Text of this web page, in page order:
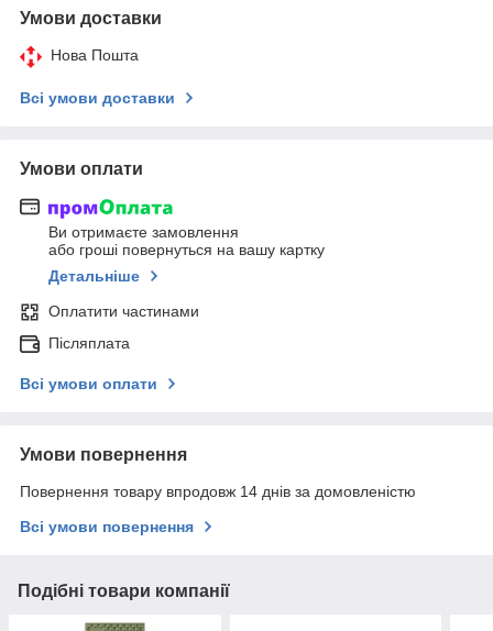
Умови доставки
Нова Пошта
Всі умови доставки
Умови оплати
Ви отримаєте замовлення
або гроші повернуться на вашу картку
Детальніше
Оплатити частинами
Післяплата
Всі умови оплати
Умови повернення
Повернення товару впродовж 14 днів за домовленістю
Всі умови повернення
Подібні товари компанії